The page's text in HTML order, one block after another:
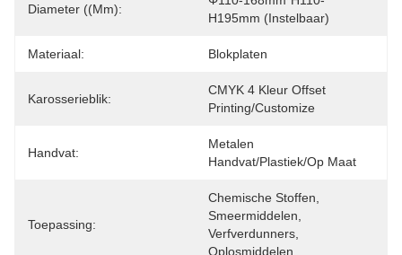
Diameter ((mm):
H195mm (instelbaar)
Materiaal: Blokplaten
Karosserieblik:
CMYK 4 Kleur Offset
Printing/Customize
Handvat:
Metalen
Handvat/plastiek/op Maat
Toepassing:
Chemische Stoffen,
Smeermiddelen,
Verfverdunners,
Oplosmiddelen